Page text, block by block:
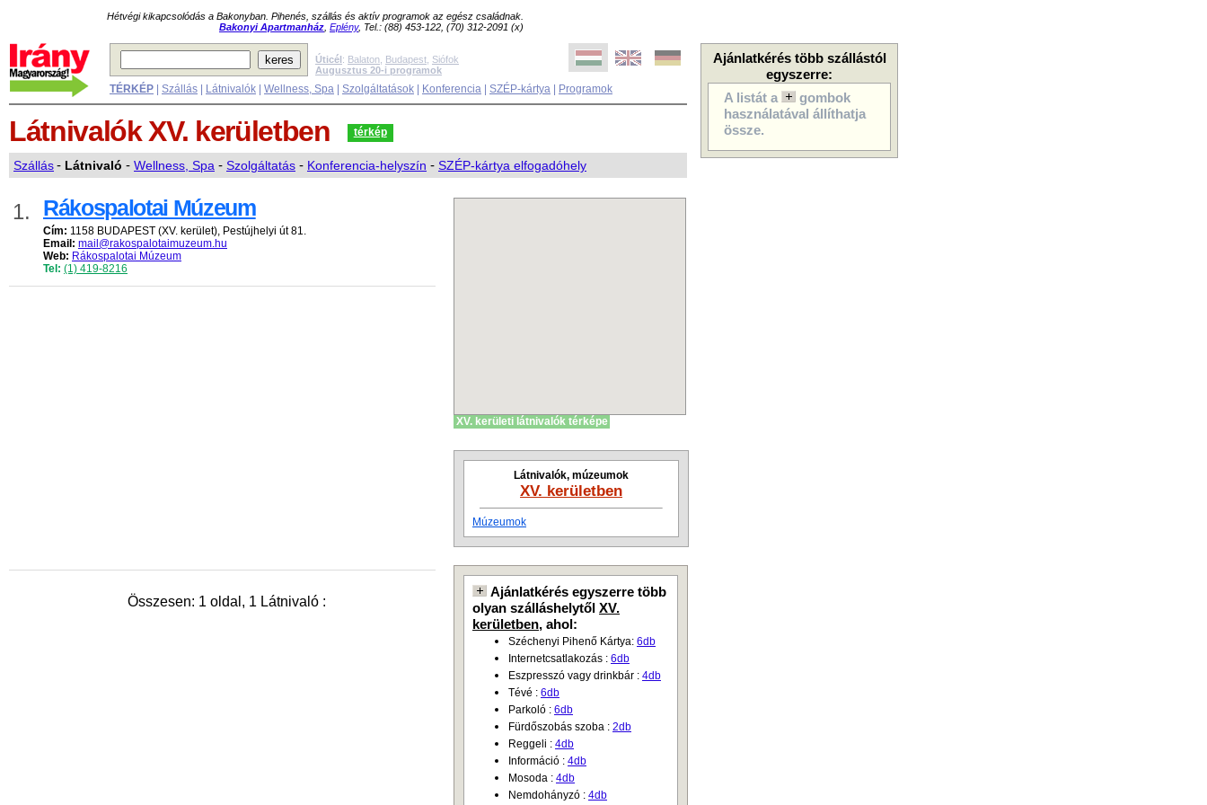
Hétvégi kikapcsolódás a Bakonyban. Pihenés, szállás és aktív programok az egész családnak.
Bakonyi Apartmanház Eplény, Tel.: (88) 453-122, (70) 312-2091 (x)
Ajánlatkérés több szállástól
egyszerre:
A listát a
gombok
használatával állíthatja
össze.
Úticél: Balaton Budapest Siófok
Augusztus 20-i programok
TÉRKÉP Szállás Látnivalók Wellness, Spa Szolgáltatások Konferencia SZÉP-kártya Programok
Látnivalók XV. kerületben térkép
Szállás- Látnivaló - Wellness, Spa - Szolgáltatás - Konferencia-helyszín - SZÉP-kártya elfogadóhely
1. Rákospalotai Múzeum
Cím: 1158 BUDAPEST (XV. kerület), Pestújhelyi út 81.
Email: mail@rakospalotaimuzeum.hu
Web: Rákospalotai Múzeum
Tel: (1) 419-8216
Összesen: 1 oldal, 1 Látnivaló :
XV. kerületi látnivalók térképe
Látnivalók, múzeumok
XV. kerületben
Múzeumok
Ajánlatkérés egyszerre több
olyan szálláshelytől XV.
kerületben, ahol:
Széchenyi Pihenő Kártya: 6db
Internetcsatlakozás : 6db
Eszpresszó vagy drinkbár : 4db
Tévé : 6db
Parkoló : 6db
Fürdőszobás szoba : 2db
Reggeli : 4db
Információ : 4db
Mosoda : 4db
Nemdohányzó : 4db